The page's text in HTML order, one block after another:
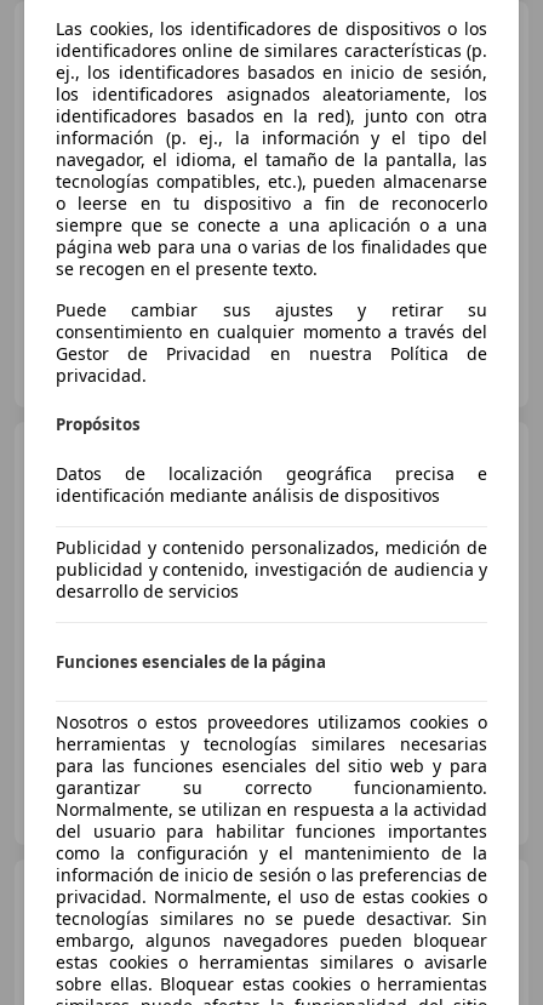
Hyundai IONIQPlug-in-
Hybrid 1.6 GDI Trend
€ 17.200
Sincomparación
05/2018 60.000 km
Electro/Gasolina
104 kW (141 CV)
Particular
ES-03181 Torrevieja
GDI Style
€ 10.490
FLEXICAR MADRID GRUPO
ES-2870 SAN SEBASTIAN DE LOS REYES
Hyundai IONIQ EV 88kW
Tecno
1
Las cookies, los identificadores de dispositivos o los
identificadores online de similares características (p.
ej., los identificadores basados en inicio de sesión,
los identificadores asignados aleatoriamente, los
identificadores basados en la red), junto con otra
información (p. ej., la información y el tipo del
navegador, el idioma, el tamaño de la pantalla, las
tecnologías compatibles, etc.), pueden almacenarse
o leerse en tu dispositivo a fin de reconocerlo
siempre que se conecte a una aplicación o a una
página web para una o varias de los finalidades que
se recogen en el presente texto.
Puede cambiar sus ajustes y retirar su
consentimiento en cualquier momento a través del
Gestor de Privacidad en nuestra Política de
privacidad.
Propósitos
Datos de localización geográfica precisa e
identificación mediante análisis de dispositivos
Publicidad y contenido personalizados, medición de
publicidad y contenido, investigación de audiencia y
desarrollo de servicios
Funciones esenciales de la página
Nosotros o estos proveedores utilizamos cookies o
herramientas y tecnologías similares necesarias
para las funciones esenciales del sitio web y para
garantizar su correcto funcionamiento.
Normalmente, se utilizan en respuesta a la actividad
del usuario para habilitar funciones importantes
como la configuración y el mantenimiento de la
información de inicio de sesión o las preferencias de
privacidad. Normalmente, el uso de estas cookies o
tecnologías similares no se puede desactivar. Sin
embargo, algunos navegadores pueden bloquear
estas cookies o herramientas similares o avisarle
sobre ellas. Bloquear estas cookies o herramientas